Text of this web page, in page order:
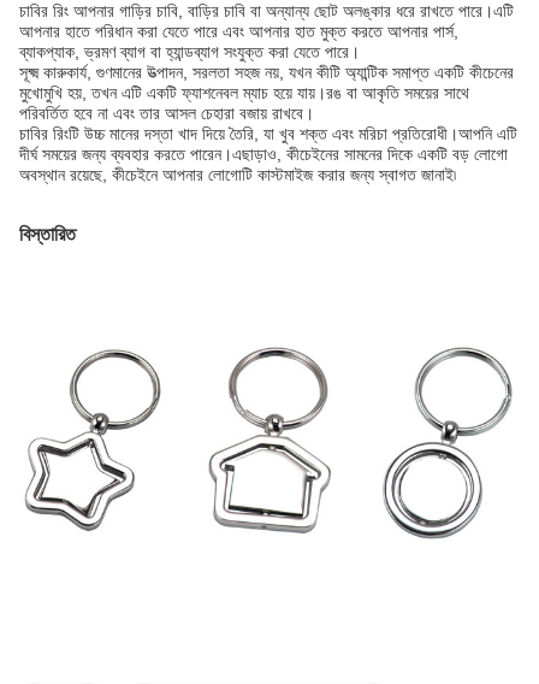
চাবির রিং আপনার গাড়ির চাবি, বাড়ির চাবি বা অন্যান্য ছোট অলঙ্কার ধরে রাখতে পারে।এটি
আপনার হাতে পরিধান করা যেতে পারে এবং আপনার হাত মুক্ত করতে আপনার পার্স,
ব্যাকপ্যাক, ভ্রমণ ব্যাগ বা হ্যান্ডব্যাগ সংযুক্ত করা যেতে পারে।
সূক্ষ্ম কারুকার্য, গুণমানের উত্পাদন, সরলতা সহজ নয়, যখন কীটি অ্যান্টিক সমাপ্ত একটি কীচেনের
মুখোমুখি হয়, তখন এটি একটি ফ্যাশনেবল ম্যাচ হয়ে যায়।রঙ বা আকৃতি সময়ের সাথে
পরিবর্তিত হবে না এবং তার আসল চেহারা বজায় রাখবে।
চাবির রিংটি উচ্চ মানের দস্তা খাদ দিয়ে তৈরি, যা খুব শক্ত এবং মরিচা প্রতিরোধী।আপনি এটি
দীর্ঘ সময়ের জন্য ব্যবহার করতে পারেন।এছাড়াও, কীচেইনের সামনের দিকে একটি বড় লোগো
অবস্থান রয়েছে, কীচেইনে আপনার লোগোটি কাস্টমাইজ করার জন্য স্বাগত জানাই৷
বিস্তারিত